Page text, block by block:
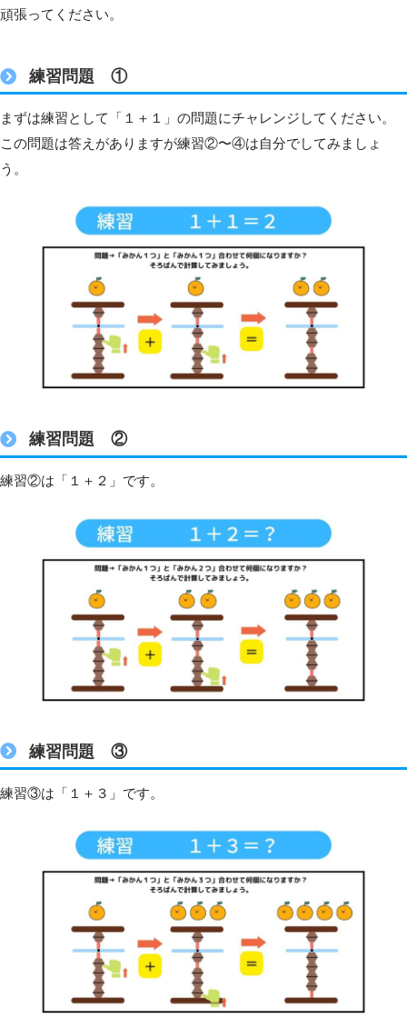
頑張ってください。
練習問題 ①
まずは練習として「１＋１」の問題にチャレンジしてください。
この問題は答えがありますが練習②〜④は自分でしてみましょ
う。
練習問題 ②
練習②は「１＋２」です。
練習問題 ③
練習③は「１＋３」です。